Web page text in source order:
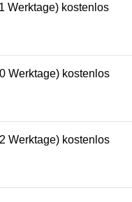
Werktage) kostenlos
Werktage) kostenlos
Werktage) kostenlos